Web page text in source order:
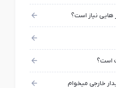
هایی نیاز است؟
است؟
خارجی میخوام